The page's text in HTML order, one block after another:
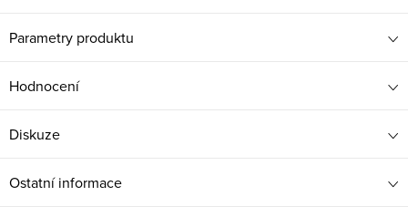
Parametry produktu
Hodnocení
Diskuze
Ostatní informace